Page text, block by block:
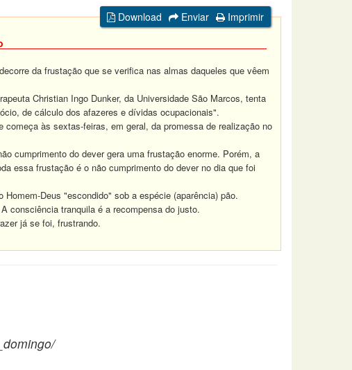
Download Enviar
Imprimir
da frustação que se verifica nas almas daqueles que vêem
Christian Ingo Dunker, da Universidade São Marcos, tenta
de cálculo dos afazeres e dívidas ocupacionais".
às sextas-feiras, em geral, da promessa de realização no
cumprimento do dever gera uma frustação enorme. Porém, a
essa frustação é o não cumprimento do dever no dia que foi
Deus "escondido" sob a espécie (aparência) pão.
consciência tranquila é a recompensa do justo.
já se foi, frustrando.